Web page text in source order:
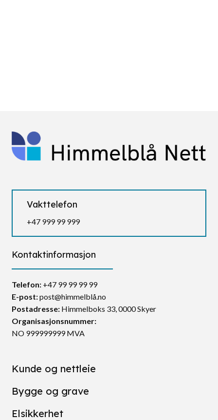
Vakttelefon
+47 999 99 999
Kontaktinformasjon
Telefon: +47 99 99 99 99
E-post:post@himmelblå.no
Postadresse: Himmelboks 33, 0000 Skyer
Organisasjonsnummer:
NO 999999999 MVA
Kunde og nettleie
Bygge og grave
Elsikkerhet